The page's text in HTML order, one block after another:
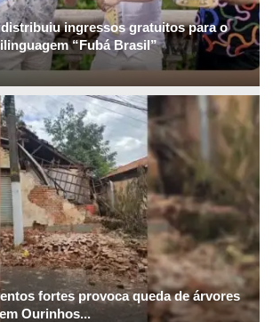
ingressos gratuitos para o
“Fubá Brasil”
fortes provoca queda de árvores
Ourinhos...